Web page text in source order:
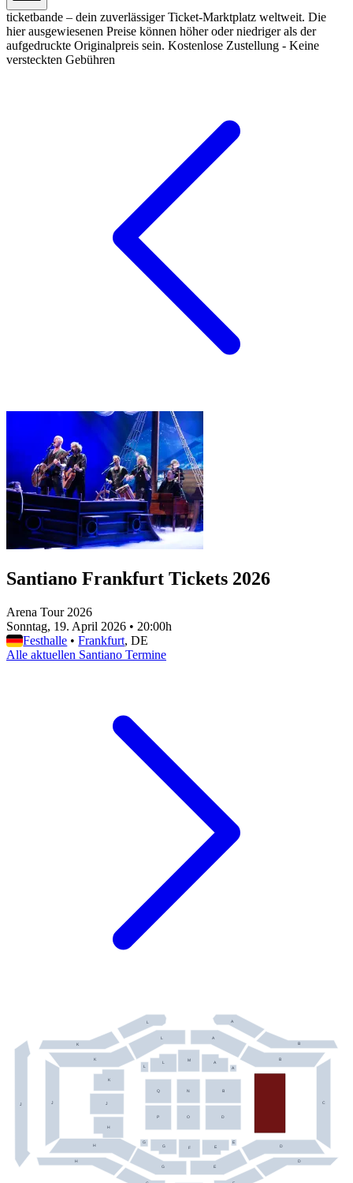
ticketbande – dein zuverlässiger Ticket-Marktplatz weltweit. Die
hier ausgewiesenen Preise können höher oder niedriger als der
aufgedruckte Originalpreis sein. Kostenlose Zustellung - Keine
versteckten Gebühren
Santiano Frankfurt Tickets 2026
Arena Tour 2026
Sonntag, 19. April 2026 • 20:00h
Festhalle • Frankfurt, DE
Alle aktuellen Santiano Termine
L
L
K
K
J
H
H
G E
D
D
C
B
B
A
A
K
J
H
L
L
M
A
A
Q
P
N
O
B
D
G
G
F E
E